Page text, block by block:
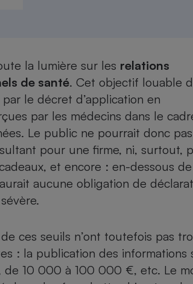
la lumière sur les relations
de santé. Cet objectif louable
le décret d’application en
par les médecins dans le
Le public ne pourrait donc pas
pour une firme, ni, surtout,
et encore : en-dessous
aucune obligation de
ces seuils n’ont toutefois pas
: la publication des informations
10 000 à 100 000 €, etc. Le
Foie gras
- Comment choisir une
champagne
Assurance vie
Ordinateur portable
Poêle à granulés
Électricité - Gaz
Aide auditive
Crème solaire